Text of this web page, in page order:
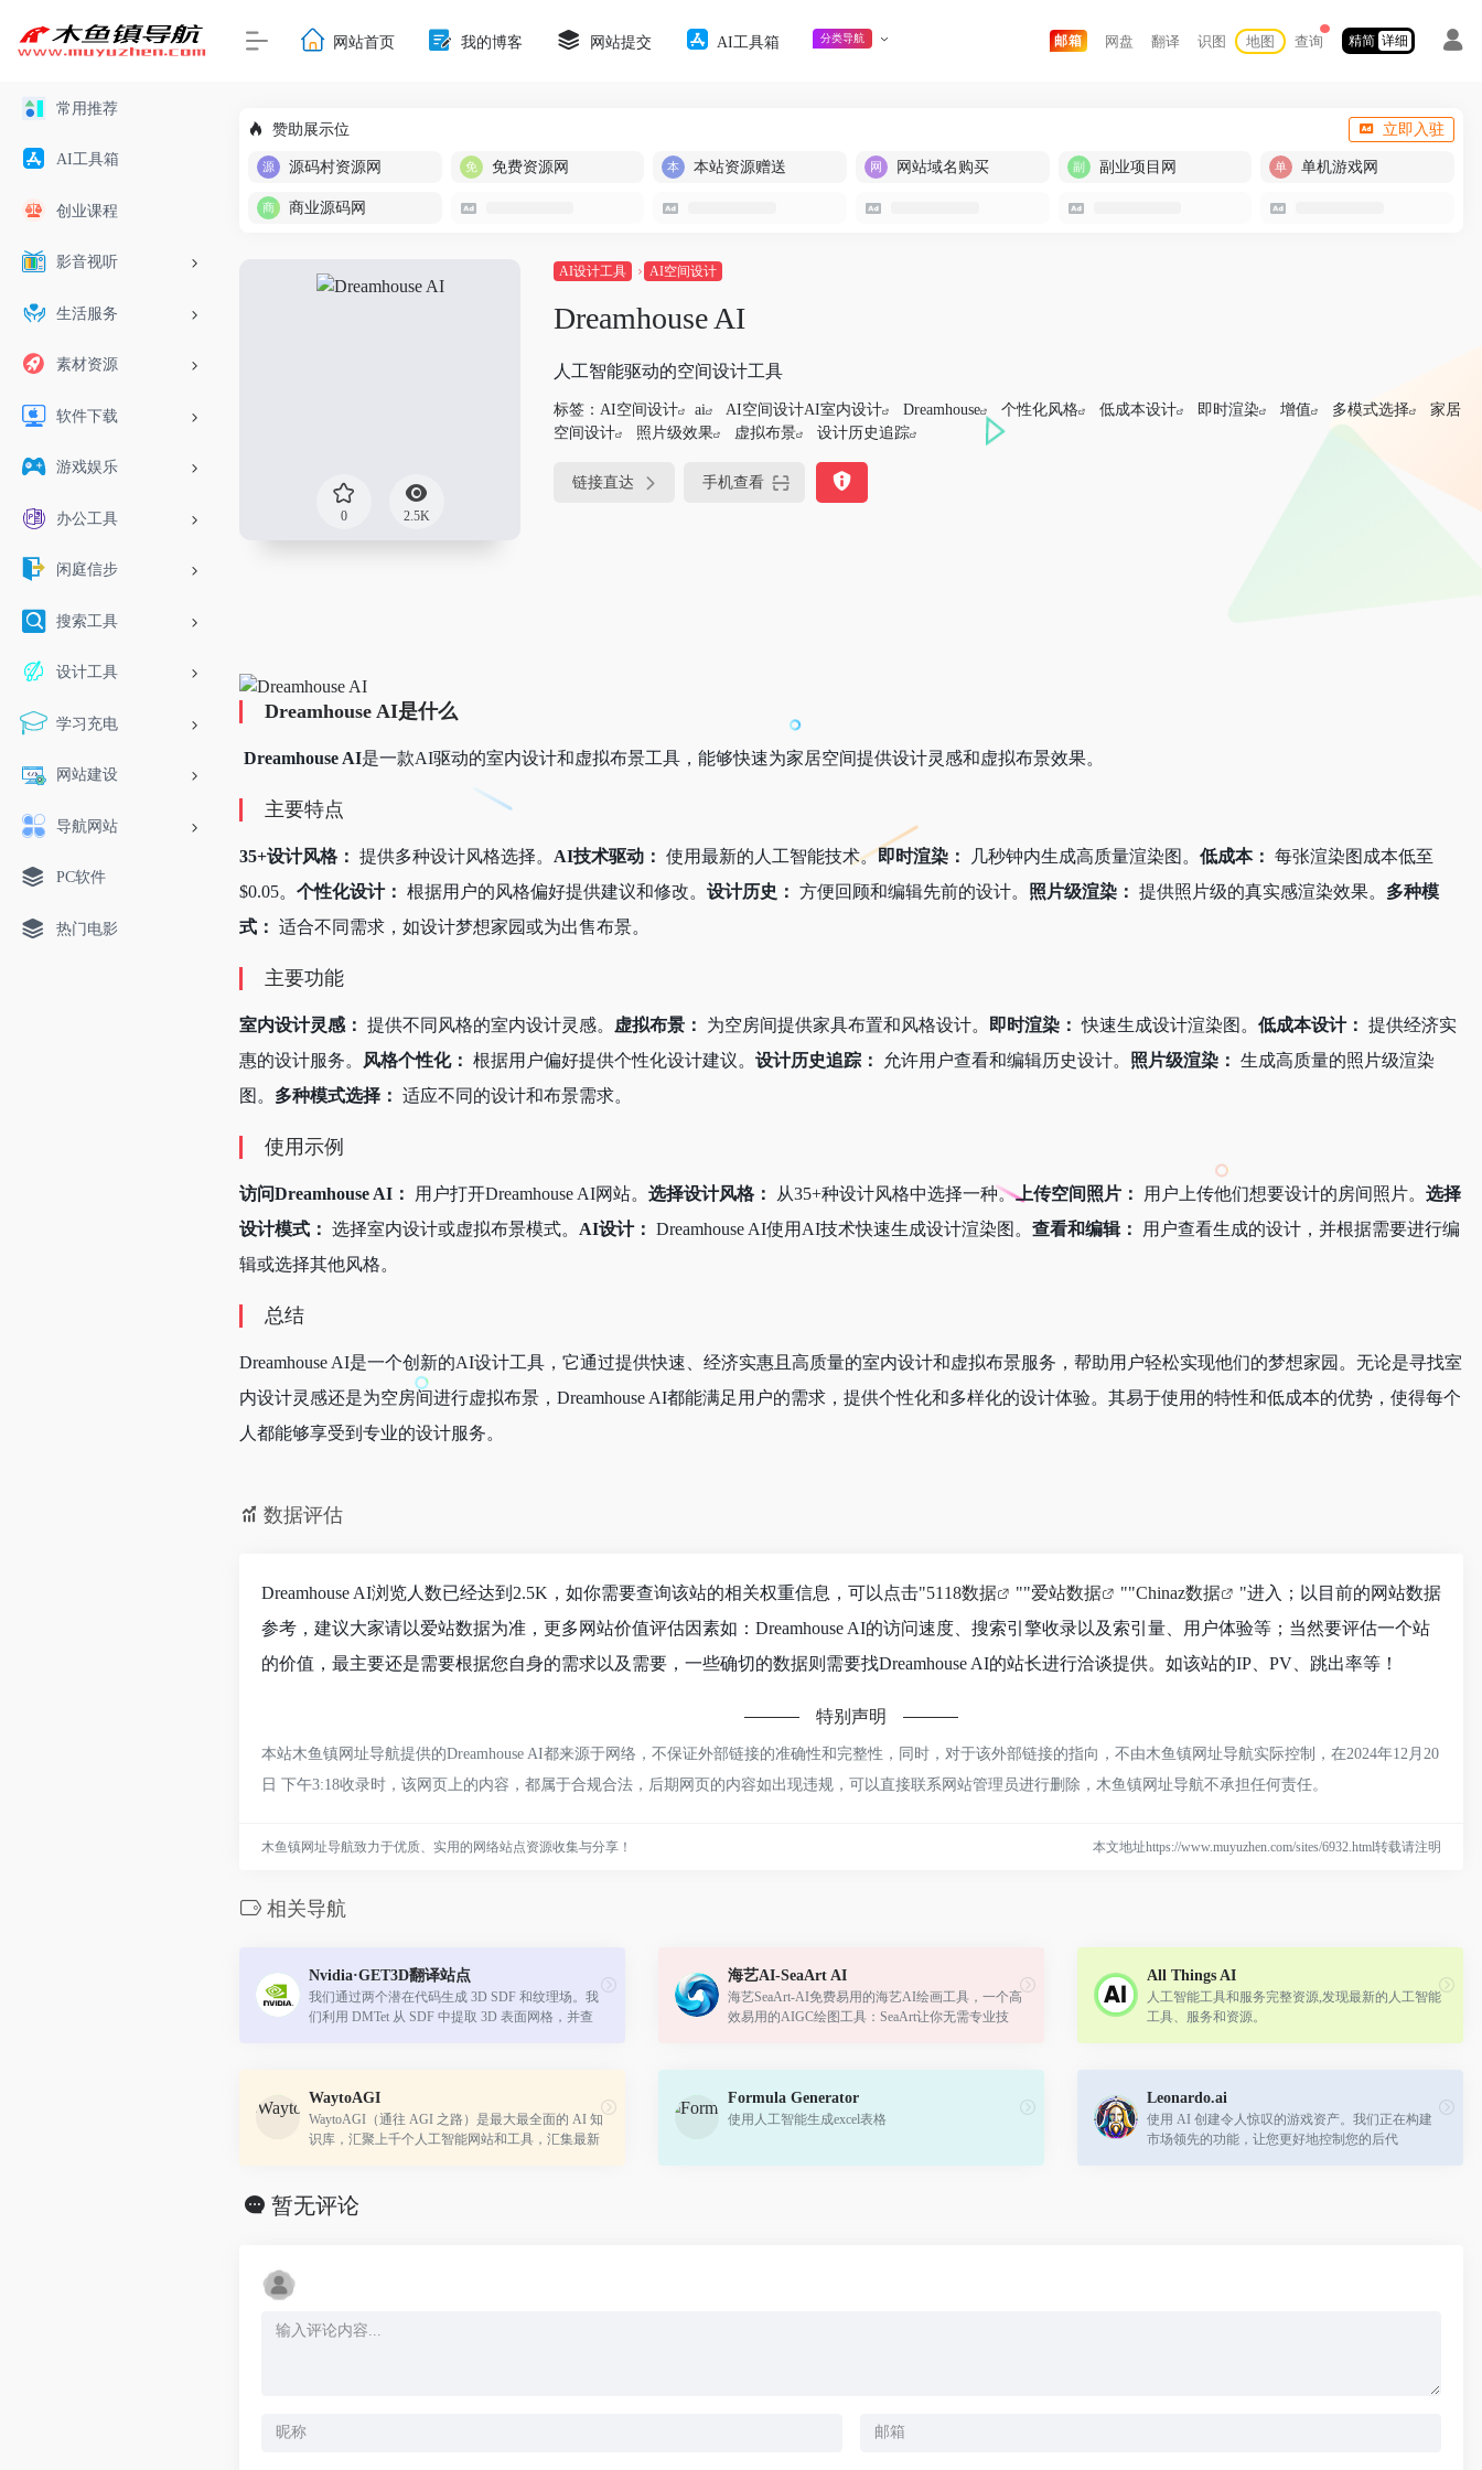
常用推荐
AI工具箱
创业课程
影音视听
生活服务
素材资源
软件下载
游戏娱乐
办公工具
闲庭信步
搜索工具
设计工具
学习充电
网站建设
导航网站
PC软件
热门电影
网站首页 我的博客 网站提交 AI工具箱 分类导航 邮箱 网盘 翻译 识图 地图 查询 精简 详细
赞助展示位 立即入驻
源码村资源网 免费资源网 本站资源赠送 网站域名购买 副业项目网 单机游戏网
商业源码网
0 2.5K
AI设计工具 AI空间设计
Dreamhouse AI
人工智能驱动的空间设计工具
标签： AI空间设计 ai AI空间设计AI室内设计 Dreamhouse 个性化风格 低成本设计 即时渲染 增值 多模式选择
家居
空间设计
照片级效果 虚拟布景 设计历史追踪
链接直达 手机查看
Dreamhouse AI是什么
Dreamhouse AI是一款AI驱动的室内设计和虚拟布景工具，能够快速为家居空间提供设计灵感和虚拟布景效果。
主要特点
35+设计风格： 提供多种设计风格选择。 AI技术驱动： 使用最新的人工智能技术。即时渲染： 几秒钟内生成高质量渲染图。 低成本： 每张渲染图成本低至
$0.05。 个性化设计： 根据用户的风格偏好提供建议和修改。 设计历史： 方便回顾和编辑先前的设计。 照片级渲染： 提供照片级的真实感渲染效果。 多种模
式： 适合不同需求，如设计梦想家园或为出售布景。
主要功能
室内设计灵感： 提供不同风格的室内设计灵感。 虚拟布景： 为空房间提供家具布置和风格设计。 即时渲染： 快速生成设计渲染图。 低成本设计： 提供经济实
惠的设计服务。
风格个性化： 根据用户偏好提供个性化设计建议。 设计历史追踪： 允许用户查看和编辑历史设计。 照片级渲染： 生成高质量的照片级渲染
图。 多种模式选择： 适应不同的设计和布景需求。
使用示例
访问Dreamhouse AI： 用户打开Dreamhouse AI网站。 选择设计风格： 从35+种设计风格中选择一种。上传空间照片： 用户上传他们想要设计的房间照片。 选择
设计模式： 选择室内设计或虚拟布景模式。 AI设计： Dreamhouse AI使用AI技术快速生成设计渲染图。 查看和编辑：
用户查看生成的设计，并根据需要进行编
辑或选择其他风格。
总结
Dreamhouse AI是一个创新的AI设计工具，它通过提供快速、经济实惠且高质量的室内设计和虚拟布景服务，帮助用户轻松实现他们的梦想家园。无论是寻找室
内设计灵感还是为空房间进行虚拟布景，Dreamhouse AI都能满足用户的需求，提供个性化和多样化的设计体验。其易于使用的特性和低成本的优势，使得每个
人都能够享受到专业的设计服务。
数据评估
Dreamhouse AI浏览人数已经达到2.5K，如你需要查询该站的相关权重信息，可以点击"5118数据 ""爱站数据 ""Chinaz数据
"进入；以目前的网站数据
参考，建议大家请以爱站数据为准，更多网站价值评估因素如：Dreamhouse AI的访问速度、搜索引擎收录以及索引量、用户体验等；当然要评估一个站
的价值，最主要还是需要根据您自身的需求以及需要，一些确切的数据则需要找Dreamhouse AI的站长进行洽谈提供。如该站的IP、PV、跳出率等！
特别声明
本站木鱼镇网址导航提供的Dreamhouse AI都来源于网络，不保证外部链接的准确性和完整性，同时，对于该外部链接的指向，不由木鱼镇网址导航实际控制，在2024年12月20
日 下午3:18收录时，该网页上的内容，都属于合规合法，后期网页的内容如出现违规，可以直接联系网站管理员进行删除，木鱼镇网址导航不承担任何责任。
木鱼镇网址导航致力于优质、实用的网络站点资源收集与分享！ 本文地址https://www.muyuzhen.com/sites/6932.html转载请注明
相关导航
Nvidia·GET3D翻译站点
我们通过两个潜在代码生成 3D SDF 和纹理场。我
们利用 DMTet 从 SDF 中提取 3D 表面网格，并查
海艺AI-SeaArt AI
海艺SeaArt-AI免费易用的海艺AI绘画工具，一个高
效易用的AIGC绘图工具：SeaArt让你无需专业技
All Things AI
人工智能工具和服务完整资源,发现最新的人工智能
工具、服务和资源。
WaytoAGI
WaytoAGI（通往 AGI 之路）是最大最全面的 AI 知
识库，汇聚上千个人工智能网站和工具，汇集最新
Formula Generator
使用人工智能生成excel表格
Leonardo.ai
使用 AI 创建令人惊叹的游戏资产。我们正在构建
市场领先的功能，让您更好地控制您的后代
暂无评论